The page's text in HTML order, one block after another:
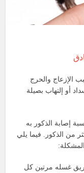
الإزعاج والحرج
أو إلتهاب بصيلة
إصابة الذكور به
الإناث أكثر من الذكور. فيما يلي
غسله مرتين كل